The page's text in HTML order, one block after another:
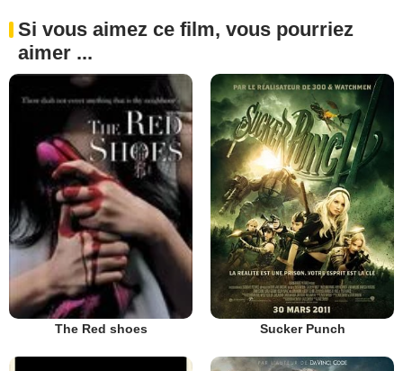
Si vous aimez ce film, vous pourriez
aimer ...
The Red shoes Sucker Punch